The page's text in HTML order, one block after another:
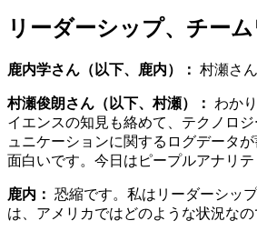
リーダーシップ、チー
鹿内学さん（以下、鹿内）： 村瀬さ
村瀬俊朗さん（以下、村瀬）：
わか
イエンスの知見も絡めて、テクノロ
ュニケーションに関するログデータ
面白いです。今日はピープルアナリ
鹿内： 恐縮です。私はリーダーシッ
は、アメリカではどのような状況なの